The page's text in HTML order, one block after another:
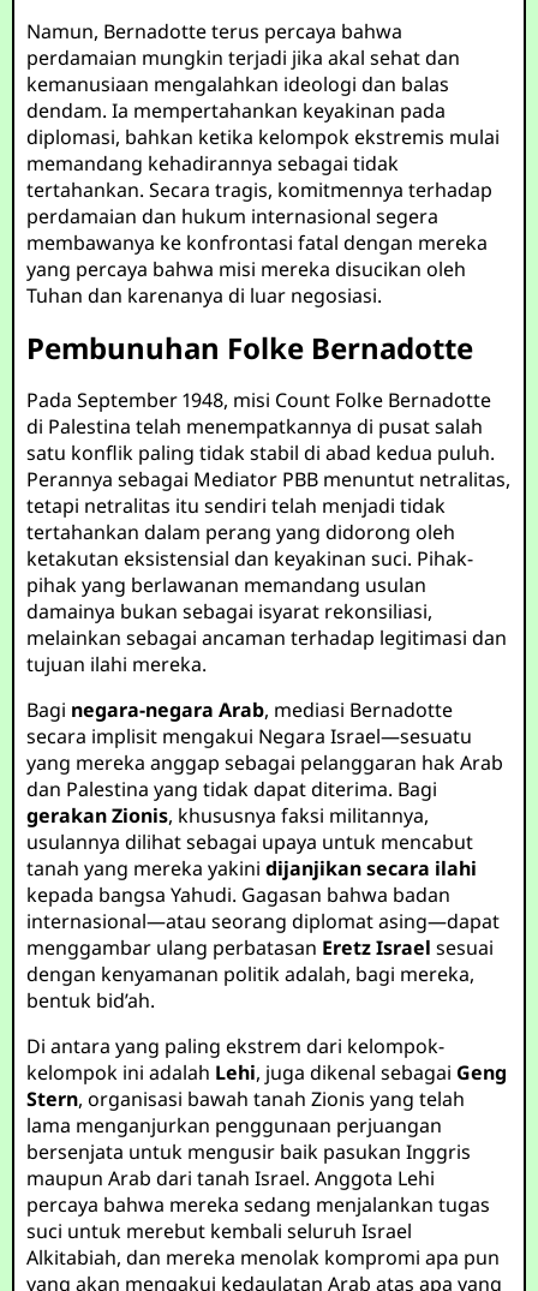
Namun, Bernadotte terus percaya bahwa
perdamaian mungkin terjadi jika akal sehat dan
kemanusiaan mengalahkan ideologi dan balas
dendam. Ia mempertahankan keyakinan pada
diplomasi, bahkan ketika kelompok ekstremis mulai
memandang kehadirannya sebagai tidak
tertahankan. Secara tragis, komitmennya terhadap
perdamaian dan hukum internasional segera
membawanya ke konfrontasi fatal dengan mereka
yang percaya bahwa misi mereka disucikan oleh
Tuhan dan karenanya di luar negosiasi.
Pembunuhan Folke Bernadotte
Pada September 1948, misi Count Folke Bernadotte
di Palestina telah menempatkannya di pusat salah
satu konflik paling tidak stabil di abad kedua puluh.
Perannya sebagai Mediator PBB menuntut netralitas,
tetapi netralitas itu sendiri telah menjadi tidak
tertahankan dalam perang yang didorong oleh
ketakutan eksistensial dan keyakinan suci. Pihak-
pihak yang berlawanan memandang usulan
damainya bukan sebagai isyarat rekonsiliasi,
melainkan sebagai ancaman terhadap legitimasi dan
tujuan ilahi mereka.
Bagi negara-negara Arab, mediasi Bernadotte
secara implisit mengakui Negara Israel—sesuatu
yang mereka anggap sebagai pelanggaran hak Arab
dan Palestina yang tidak dapat diterima. Bagi
gerakan Zionis, khususnya faksi militannya,
usulannya dilihat sebagai upaya untuk mencabut
tanah yang mereka yakinidijanjikan secara ilahi
kepada bangsa Yahudi. Gagasan bahwa badan
internasional—atau seorang diplomat asing—dapat
menggambar ulang perbatasan Eretz Israel sesuai
dengan kenyamanan politik adalah, bagi mereka,
bentuk bid’ah.
Di antara yang paling ekstrem dari kelompok-
kelompok ini adalah Lehi, juga dikenal sebagai Geng
Stern, organisasi bawah tanah Zionis yang telah
lama menganjurkan penggunaan perjuangan
bersenjata untuk mengusir baik pasukan Inggris
maupun Arab dari tanah Israel. Anggota Lehi
percaya bahwa mereka sedang menjalankan tugas
suci untuk merebut kembali seluruh Israel
Alkitabiah, dan mereka menolak kompromi apa pun
yang akan mengakui kedaulatan Arab atas apa yang